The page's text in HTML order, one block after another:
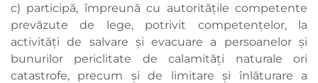
c) participă, împreună cu autorităţile competente
prevăzute de lege, potrivit competenţelor, la
activităţi de salvare şi evacuare a persoanelor şi
bunurilor periclitate de calamităţi naturale ori
catastrofe, precum şi de limitare şi înlăturare a